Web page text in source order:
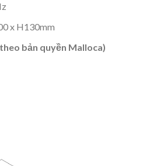
x H130mm
bản quyền Malloca)